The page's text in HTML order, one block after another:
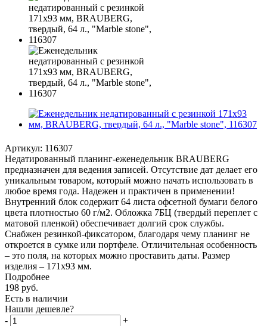
Артикул: 116307
Недатированный планинг-еженедельник BRAUBERG
предназначен для ведения записей. Отсутствие дат делает его
уникальным товаром, который можно начать использовать в
любое время года. Надежен и практичен в применении!
Внутренний блок содержит 64 листа офсетной бумаги белого
цвета плотностью 60 г/м2. Обложка 7БЦ (твердый переплет с
матовой пленкой) обеспечивает долгий срок службы.
Снабжен резинкой-фиксатором, благодаря чему планинг не
откроется в сумке или портфеле. Отличительная особенность
– это поля, на которых можно проставить даты. Размер
изделия – 171х93 мм.
Подробнее
198 руб.
Есть в наличии
Нашли дешевле?
-
+